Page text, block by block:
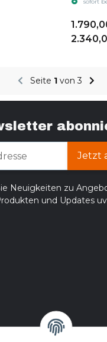
Seite 1 von 3
Jetzt
Neuigkeiten zu
und Updates